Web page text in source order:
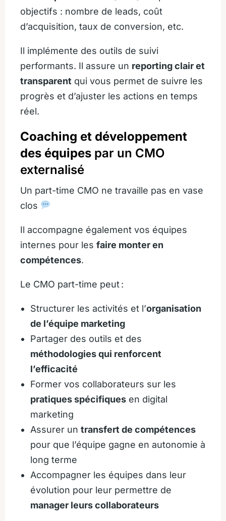
objectifs : nombre de leads, coût
d’acquisition, taux de conversion, etc.
Il implémente des outils de suivi
performants. Il assure un reporting clair et
transparent qui vous permet de suivre les
progrès et d’ajuster les actions en temps
réel.
Coaching et développement
des équipes par un CMO
externalisé
Un part-time CMO ne travaille pas en vase
clos
Il accompagne également vos équipes
internes pour les faire monter en
compétences.
Le CMO part-time peut :
Structurer les activités et l’organisation
de l’équipe marketing
Partager des outils et des
méthodologies qui renforcent
l’efficacité
Former vos collaborateurs sur les
pratiques spécifiques en digital
marketing
Assurer un transfert de compétences
pour que l’équipe gagne en autonomie à
long terme
Accompagner les équipes dans leur
évolution pour leur permettre de
manager leurs collaborateurs